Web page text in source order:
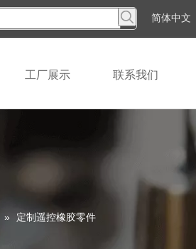
简体中文
工厂展示 联系我们
» 定制遥控橡胶零件